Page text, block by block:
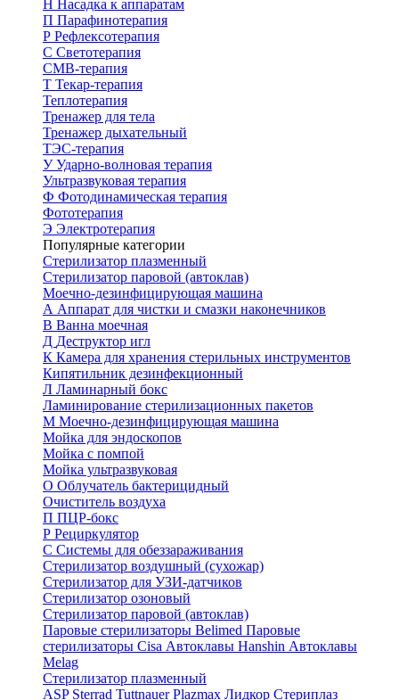
Н Насадка к аппаратам
П Парафинотерапия
Р Рефлексотерапия
С Светотерапия
СМВ-терапия
Т Текар-терапия
Теплотерапия
Тренажер для тела
Тренажер дыхательный
ТЭС-терапия
УУдарно-волновая терапия
Ультразвуковая терапия
Ф Фотодинамическая терапия
Фототерапия
Э Электротерапия
Популярные категории
Стерилизатор плазменный
Стерилизатор паровой (автоклав)
Моечно-дезинфицирующая машина
А Аппарат для чистки и смазки наконечников
В Ванна моечная
Д Деструктор игл
К Камера для хранения стерильных инструментов
Кипятильник дезинфекционный
Л Ламинарный бокс
Ламинирование стерилизационных пакетов
М Моечно-дезинфицирующая машина
Мойка для эндоскопов
Мойка с помпой
Мойка ультразвуковая
О Облучатель бактерицидный
Очиститель воздуха
П ПЦР-бокс
Р Рециркулятор
С Системы для обеззараживания
Стерилизатор воздушный (сухожар)
Стерилизатор для УЗИ-датчиков
Стерилизатор озоновый
Стерилизатор паровой (автоклав)
Паровые стерилизаторы Belimed Паровые
стерилизаторы Cisa Автоклавы Hanshin Автоклавы
Melag
Стерилизатор плазменный
ASP Sterrad Tuttnauer Plazmax Лидкор Стериплаз